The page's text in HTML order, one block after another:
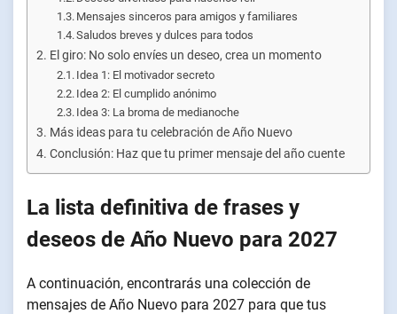
Mensajes sinceros para amigos y familiares
Saludos breves y dulces para todos
El giro: No solo envíes un deseo, crea un momento
Idea 1: El motivador secreto
Idea 2: El cumplido anónimo
Idea 3: La broma de medianoche
Más ideas para tu celebración de Año Nuevo
Conclusión: Haz que tu primer mensaje del año cuente
La lista definitiva de frases y
deseos de Año Nuevo para 2027
A continuación, encontrarás una colección de
mensajes de Año Nuevo para 2027 para que tus